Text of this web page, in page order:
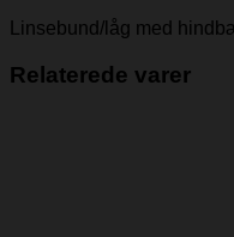
Linsebund/låg med
Relaterede varer